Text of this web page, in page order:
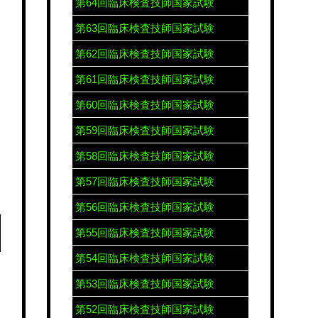
第64回臨床検査技師国家試験
第63回臨床検査技師国家試験
第62回臨床検査技師国家試験
第61回臨床検査技師国家試験
第60回臨床検査技師国家試験
第59回臨床検査技師国家試験
第58回臨床検査技師国家試験
第57回臨床検査技師国家試験
第56回臨床検査技師国家試験
第55回臨床検査技師国家試験
第54回臨床検査技師国家試験
第53回臨床検査技師国家試験
第52回臨床検査技師国家試験